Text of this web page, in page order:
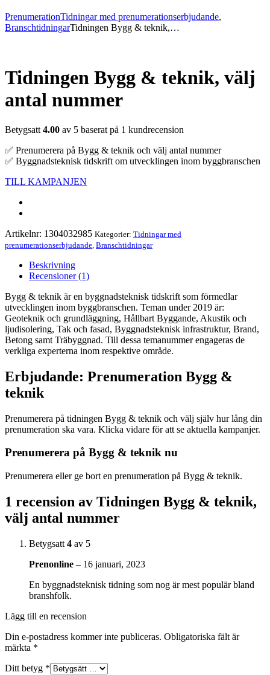
PrenumerationTidningar med prenumerationserbjudande,
BranschtidningarTidningen Bygg & teknik,…
Tidningen Bygg & teknik, välj
antal nummer
Betygsatt 4.00 av 5 baserat på 1 kundrecension
✅ Prenumerera på Bygg & teknik och välj antal nummer
✅ Byggnadsteknisk tidskrift om utvecklingen inom byggbranschen
TILL KAMPANJEN
Artikelnr: 1304032985 Kategorier: Tidningar med
prenumerationserbjudande Branschtidningar
Beskrivning
Recensioner (1)
Bygg & teknik är en byggnadsteknisk tidskrift som förmedlar
utvecklingen inom byggbranschen. Teman under 2019 är:
Geoteknik och grundläggning, Hållbart Byggande, Akustik och
ljudisolering, Tak och fasad, Byggnadsteknisk infrastruktur, Brand,
Betong samt Träbyggnad. Till dessa temanummer engageras de
verkliga experterna inom respektive område.
Erbjudande: Prenumeration Bygg &
teknik
Prenumerera på tidningen Bygg & teknik och välj själv hur lång din
prenumeration ska vara. Klicka vidare för att se aktuella kampanjer.
Prenumerera på Bygg & teknik nu
Prenumerera eller ge bort en prenumeration på Bygg & teknik.
1 recension av Tidningen Bygg & teknik,
välj antal nummer
Betygsatt 4 av 5
Prenonline – 16 januari, 2023
En byggnadsteknisk tidning som nog är mest populär bland
branshfolk.
Lägg till en recension
Din e-postadress kommer inte publiceras. Obligatoriska fält är
märkta *
Ditt betyg *